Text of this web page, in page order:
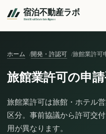
ホーム 開発・許認可 旅館業許可
旅館業許可の申
旅館業許可は旅館・ホテル
区分。事前協議から許可交
用が異なります。